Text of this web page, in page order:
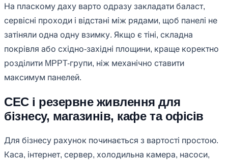
На пласкому даху варто одразу закладати баласт,
сервісні проходи і відстані між рядами, щоб панелі не
затіняли одна одну взимку. Якщо є тіні, складна
покрівля або східно-західні площини, краще коректно
розділити MPPT-групи, ніж механічно ставити
максимум панелей.
СЕС і резервне живлення для
бізнесу, магазинів, кафе та офісів
Для бізнесу рахунок починається з вартості простою.
Каса, інтернет, сервер, холодильна камера, насоси,